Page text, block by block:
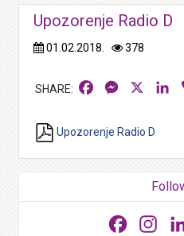
Upozorenje Radio D
01.02.2018. 378
Facebook
Upozorenje Radio D
Facebook